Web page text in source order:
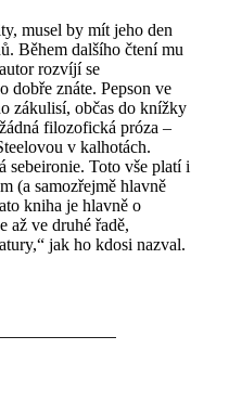
musel by mít jeho den
Během dalšího čtení mu
rozvíjí se
dobře znáte. Pepson ve
zákulisí, občas do knížky
filozofická próza –
v kalhotách.
sebeironie. Toto vše platí i
(a samozřejmě hlavně
kniha je hlavně o
až ve druhé řadě,
jak ho kdosi nazval.